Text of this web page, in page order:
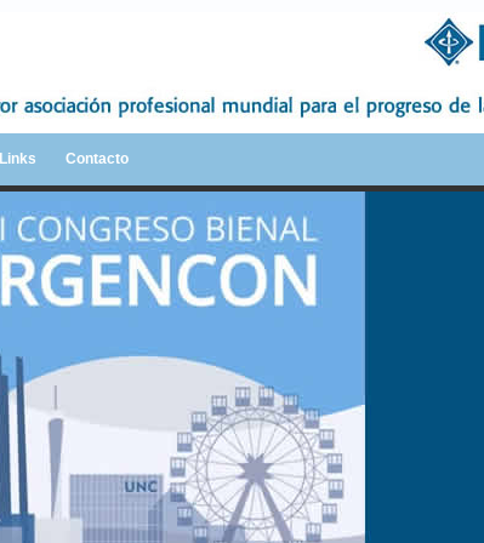
Links Contacto